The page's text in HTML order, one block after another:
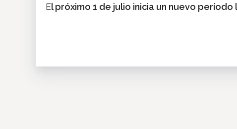
El próximo 1 de julio inicia un nuevo período